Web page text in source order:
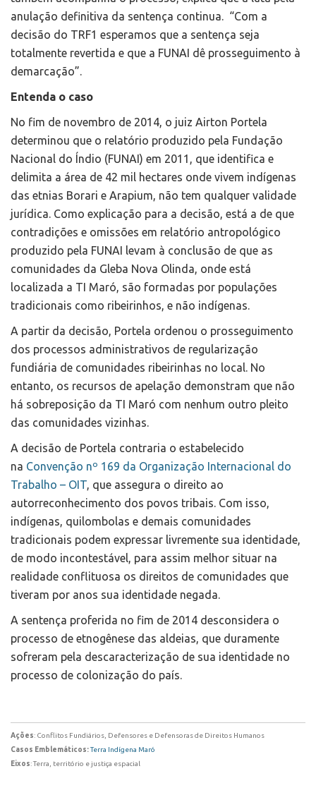
anulação definitiva da sentença continua. “Com a
decisão do TRF1 esperamos que a sentença seja
totalmente revertida e que a FUNAI dê prosseguimento à
demarcação”.
Entenda o caso
No fim de novembro de 2014, o juiz Airton Portela
determinou que o relatório produzido pela Fundação
Nacional do Índio (FUNAI) em 2011, que identifica e
delimita a área de 42 mil hectares onde vivem indígenas
das etnias Borari e Arapium, não tem qualquer validade
jurídica. Como explicação para a decisão, está a de que
contradições e omissões em relatório antropológico
produzido pela FUNAI levam à conclusão de que as
comunidades da Gleba Nova Olinda, onde está
localizada a TI Maró, são formadas por populações
tradicionais como ribeirinhos, e não indígenas.
A partir da decisão, Portela ordenou o prosseguimento
dos processos administrativos de regularização
fundiária de comunidades ribeirinhas no local. No
entanto, os recursos de apelação demonstram que não
há sobreposição da TI Maró com nenhum outro pleito
das comunidades vizinhas.
A decisão de Portela contraria o estabelecido
na Convenção nº 169 da Organização Internacional do
Trabalho – OIT, que assegura o direito ao
autorreconhecimento dos povos tribais. Com isso,
indígenas, quilombolas e demais comunidades
tradicionais podem expressar livremente sua identidade,
de modo incontestável, para assim melhor situar na
realidade conflituosa os direitos de comunidades que
tiveram por anos sua identidade negada.
A sentença proferida no fim de 2014 desconsidera o
processo de etnogênese das aldeias, que duramente
sofreram pela descaracterização de sua identidade no
processo de colonização do país.
Ações: Conflitos Fundiários, Defensores e Defensoras de Direitos Humanos
Casos Emblemáticos:Terra Indígena Maró
Eixos: Terra, território e justiça espacial